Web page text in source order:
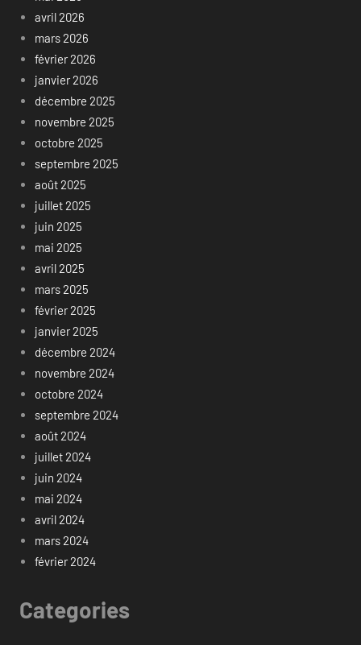
avril 2026
mars 2026
février 2026
janvier 2026
décembre 2025
novembre 2025
octobre 2025
septembre 2025
août 2025
juillet 2025
juin 2025
mai 2025
avril 2025
mars 2025
février 2025
janvier 2025
décembre 2024
novembre 2024
octobre 2024
septembre 2024
août 2024
juillet 2024
juin 2024
mai 2024
avril 2024
mars 2024
février 2024
Categories